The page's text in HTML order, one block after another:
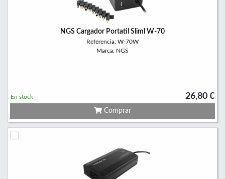
NGS Cargador Portatil Sliml W-70
Referencia: W-70W
Marca: NGS
26,80 €
En stock
Comprar